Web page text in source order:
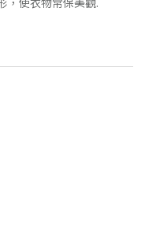
，使衣物常保美觀.